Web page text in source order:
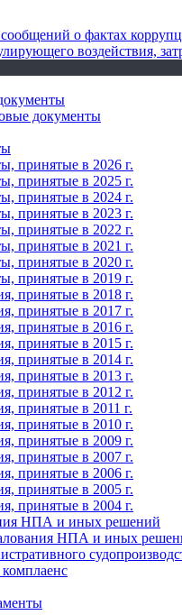
сообщений о фактах
воздействия,
документы
принятые в 2026 г.
принятые в 2025 г.
принятые в 2024 г.
принятые в 2023 г.
принятые в 2022 г.
принятые в 2021 г.
принятые в 2020 г.
принятые в 2019 г.
принятые в 2018 г.
принятые в 2017 г.
принятые в 2016 г.
принятые в 2015 г.
принятые в 2014 г.
принятые в 2013 г.
принятые в 2012 г.
принятые в 2011 г.
принятые в 2010 г.
принятые в 2009 г.
принятые в 2007 г.
принятые в 2006 г.
принятые в 2005 г.
принятые в 2004 г.
НПА и иных решений
НПА и иных